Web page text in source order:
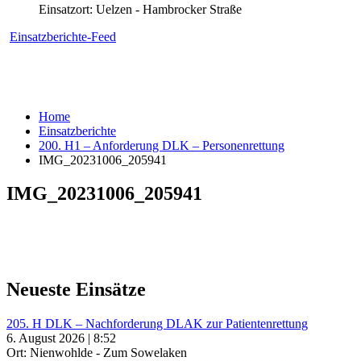
Einsatzort: Uelzen - Hambrocker Straße
Einsatzberichte-Feed
Home
Einsatzberichte
200. H1 – Anforderung DLK – Personenrettung
IMG_20231006_205941
IMG_20231006_205941
Neueste Einsätze
205. H DLK – Nachforderung DLAK zur Patientenrettung
6. August 2026 | 8:52
Ort: Nienwohlde - Zum Sowelaken